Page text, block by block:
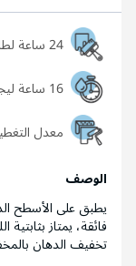
24 ساعة لطلاء الطبقة الثانية
16 ساعة ليجف السطح تماماً
معدل
الوصف
يطبق على الأسطح
فائقة، يمتاز
تخفيف الدهان بالمخفف